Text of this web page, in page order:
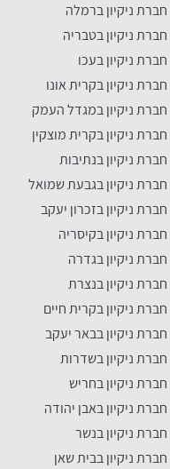
חברת ניקיון ברמלה
חברת ניקיון בטבריה
חברת ניקיון בעכו
חברת ניקיון בקרית אונו
חברת ניקיון במגדל העמק
חברת ניקיון בקרית מוצקין
חברת ניקיון בנתיבות
חברת ניקיון בגבעת שמואל
חברת ניקיון בזכרון יעקב
חברת ניקיון בקיסריה
חברת ניקיון בגדרה
חברת ניקיון בנצרת
חברת ניקיון בקרית חיים
חברת ניקיון בבאר יעקב
חברת ניקיון בשדרות
חברת ניקיון בחריש
חברת ניקיון באבן יהודה
חברת ניקיון בנשר
חברת ניקיון בבית שאן